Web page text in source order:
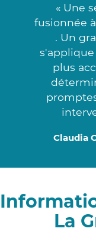
« Une
fusionnée
. Un
plus
Claudia
La